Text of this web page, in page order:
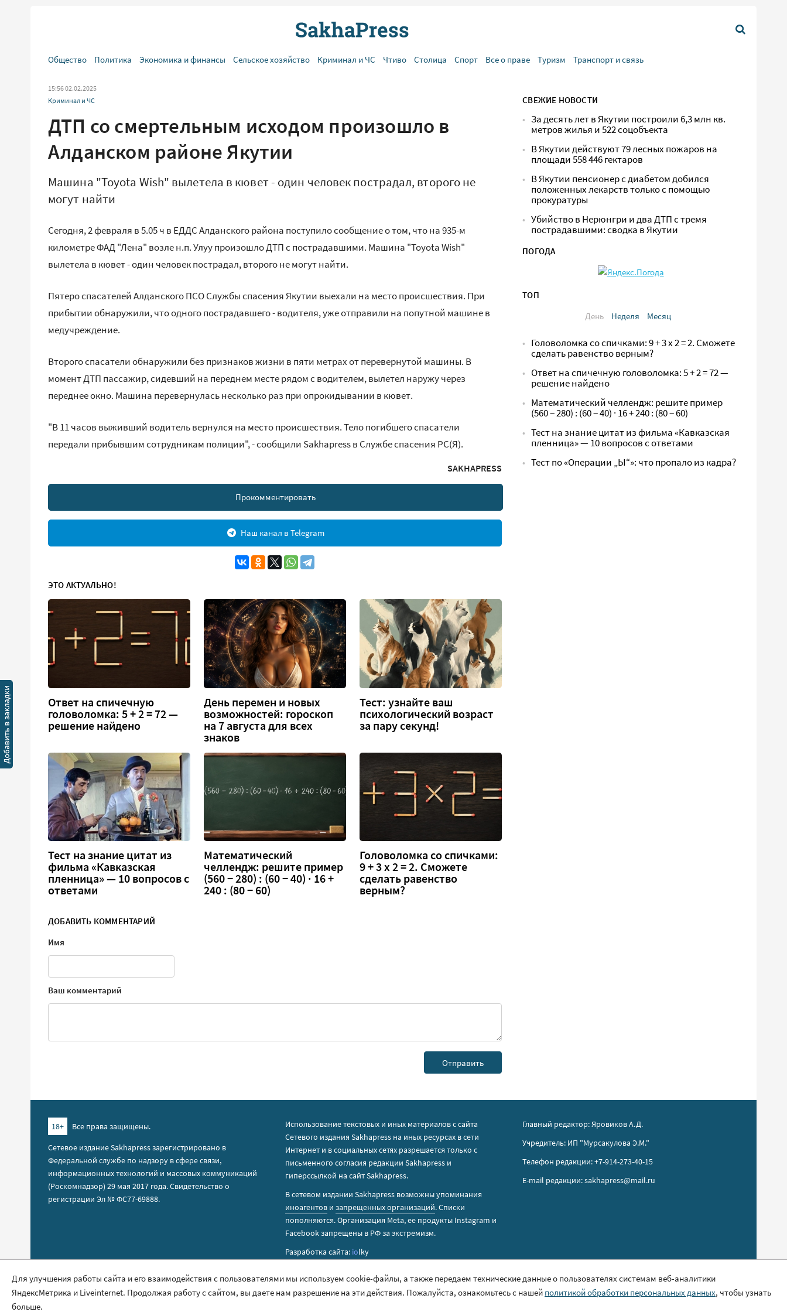
Общество Политика Экономика и финансы Сельское хозяйство Криминал и ЧС Чтиво Столица Спорт Все о праве Туризм Транспорт и связь
15:56 02.02.2025
Криминал и ЧС
ДТП со смертельным исходом произошло в
Алданском районе Якутии
Машина "Toyota Wish" вылетела в кювет - один человек пострадал, второго не
могут найти
Сегодня, 2 февраля в 5.05 ч в ЕДДС Алданского района поступило сообщение о том, что на 935-м
километре ФАД "Лена" возле н.п. Улуу произошло ДТП с пострадавшими. Машина "Toyota Wish"
вылетела в кювет - один человек пострадал, второго не могут найти.
Пятеро спасателей Алданского ПСО Службы спасения Якутии выехали на место происшествия. При
прибытии обнаружили, что одного пострадавшего - водителя, уже отправили на попутной машине в
медучреждение.
Второго спасатели обнаружили без признаков жизни в пяти метрах от перевернутой машины. В
момент ДТП пассажир, сидевший на переднем месте рядом с водителем, вылетел наружу через
переднее окно. Машина перевернулась несколько раз при опрокидывании в кювет.
"В 11 часов выживший водитель вернулся на место происшествия. Тело погибшего спасатели
передали прибывшим сотрудникам полиции", - сообщили Sakhapress в Службе спасения РС(Я).
SAKHAPRESS
Прокомментировать
Наш канал в Telegram
ЭТО АКТУАЛЬНО!
Ответ на спичечную
головоломка: 5 + 2 = 72 —
решение найдено
День перемен и новых
возможностей: гороскоп
на 7 августа для всех
знаков
Тест: узнайте ваш
психологический возраст
за пару секунд!
Тест на знание цитат из
фильма «Кавказская
пленница» — 10 вопросов с
ответами
Математический
челлендж: решите пример
(560 − 280) : (60 − 40) · 16 +
240 : (80 − 60)
Головоломка со спичками:
9 + 3 х 2 = 2. Сможете
сделать равенство
верным?
ДОБАВИТЬ КОММЕНТАРИЙ
Имя
Ваш комментарий
СВЕЖИЕ НОВОСТИ
За десять лет в Якутии построили 6,3 млн кв.
метров жилья и 522 соцобъекта
В Якутии действуют 79 лесных пожаров на
площади 558 446 гектаров
В Якутии пенсионер с диабетом добился
положенных лекарств только с помощью
прокуратуры
Убийство в Нерюнгри и два ДТП с тремя
пострадавшими: сводка в Якутии
ПОГОДА
ТОП
День
Неделя Месяц
Головоломка со спичками: 9 + 3 х 2 = 2. Сможете
сделать равенство верным?
Ответ на спичечную головоломка: 5 + 2 = 72 —
решение найдено
Математический челлендж: решите пример
(560 − 280) : (60 − 40) · 16 + 240 : (80 − 60)
Тест на знание цитат из фильма «Кавказская
пленница» — 10 вопросов с ответами
Тест по «Операции „Ы“»: что пропало из кадра?
18+
Все права защищены.
Сетевое издание Sakhapress зарегистрировано в
Федеральной службе по надзору в сфере связи,
информационных технологий и массовых коммуникаций
(Роскомнадзор) 29 мая 2017 года. Свидетельство о
регистрации Эл № ФС77-69888.
Использование текстовых и иных материалов с сайта
Сетевого издания Sakhapress на иных ресурсах в сети
Интернет и в социальных сетях разрешается только с
письменного согласия редакции Sakhapress и
гиперссылкой на сайт Sakhapress.
В сетевом издании Sakhapress возможны упоминания
иноагентов изапрещенных организаций. Списки
пополняются. Организация Metа, ее продукты Instagram и
Facebook запрещены в РФ за экстремизм.
Разработка сайта: iolky
Главный редактор: Яровиков А.Д.
Учредитель: ИП "Мурсакулова Э.М."
Телефон редакции: +7-914-273-40-15
E-mail редакции: sakhapress@mail.ru
Правила сайта
Политика обработки персональных данных
Для улучшения работы сайта и его взаимодействия с пользователями мы используем cookie-файлы, а также передаем технические данные о пользователях системам веб-аналитики
ЯндексМетрика и Liveinternet. Продолжая работу с сайтом, вы даете нам разрешение на эти действия. Пожалуйста, ознакомьтесь с нашей политикой обработки персональных данных, чтобы узнать
больше.